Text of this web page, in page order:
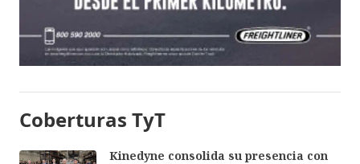
Coberturas TyT
Kinedyne consolida su presencia con